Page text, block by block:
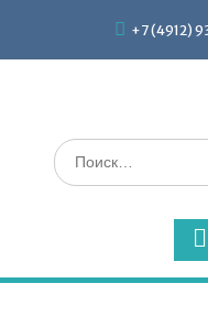
содержимому
+7 (4912)
Поиск
по: